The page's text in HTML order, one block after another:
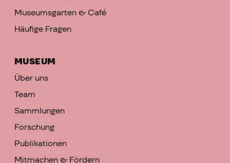
Museumsgarten & Café
Häufige Fragen
MUSEUM
Über uns
Team
Sammlungen
Forschung
Publikationen
Mitmachen & Fördern